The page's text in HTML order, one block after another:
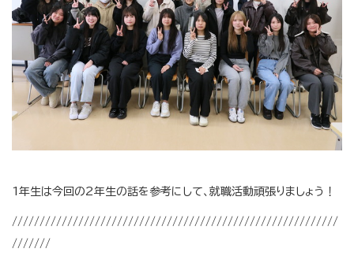
1年生は今回の2年生の話を参考にして、就職活動頑張りましょう！
///////////////////////////////////////////////////////////
///////